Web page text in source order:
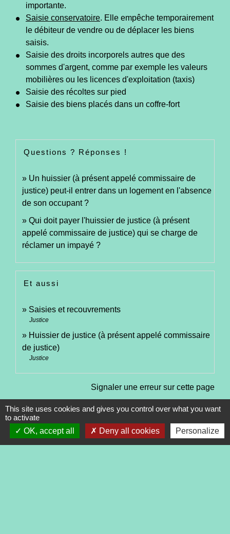
importante.
Saisie conservatoire. Elle empêche temporairement
le débiteur de vendre ou de déplacer les biens
saisis.
Saisie des droits incorporels autres que des
sommes d'argent, comme par exemple les valeurs
mobilières ou les licences d'exploitation (taxis)
Saisie des récoltes sur pied
Saisie des biens placés dans un coffre-fort
Questions ? Réponses !
Un huissier (à présent appelé commissaire de
justice) peut-il entrer dans un logement en l'absence
de son occupant ?
Qui doit payer l'huissier de justice (à présent
appelé commissaire de justice) qui se charge de
réclamer un impayé ?
Et aussi
Saisies et recouvrements
Justice
Huissier de justice (à présent appelé commissaire
de justice)
Justice
Signaler une erreur sur cette page
This site uses cookies and gives you control over what you want
to activate
OK, accept all
Deny all cookies Personalize